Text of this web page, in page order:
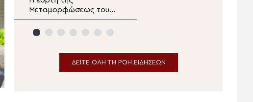
Μεταμορφώσεως του
Σωτήρος στα Λευκάκια
Ναυπλίου
ΔΕΙΤΕ ΟΛΗ ΤΗ ΡΟΗ ΕΙΔΗΣΕΩΝ